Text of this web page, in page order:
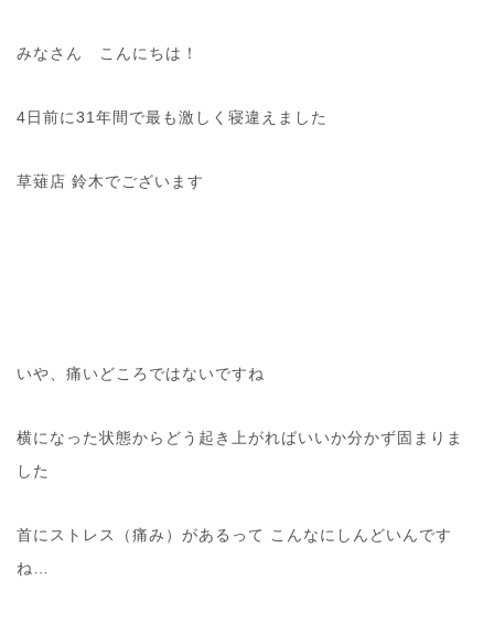
みなさん こんにちは！
4日前に31年間で最も激しく寝違えました
草薙店 鈴木でございます
いや、痛いどころではないですね
横になった状態からどう起き上がればいいか分かず固まりま
した
首にストレス（痛み）があるって こんなにしんどいんです
ね…